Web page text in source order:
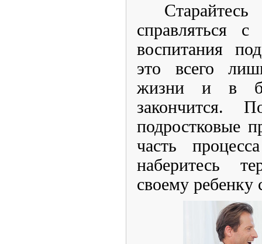
справляться
воспитания
это всего
жизни и в
закончится.
подростковые
часть
наберитесь
своему ребенку